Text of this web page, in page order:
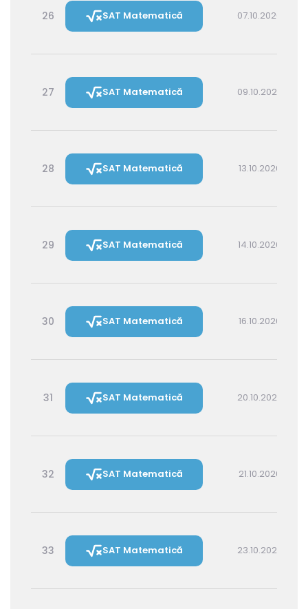
26 SAT Matematică 07.10.2026 14:30
27 SAT Matematică 09.10.2026 16:00
28 SAT Matematică 13.10.2026 16:00
29 SAT Matematică 14.10.2026 14:30
30 SAT Matematică 16.10.2026 16:00
31 SAT Matematică 20.10.2026 16:00
32 SAT Matematică 21.10.2026 14:30
33 SAT Matematică 23.10.2026 16:00